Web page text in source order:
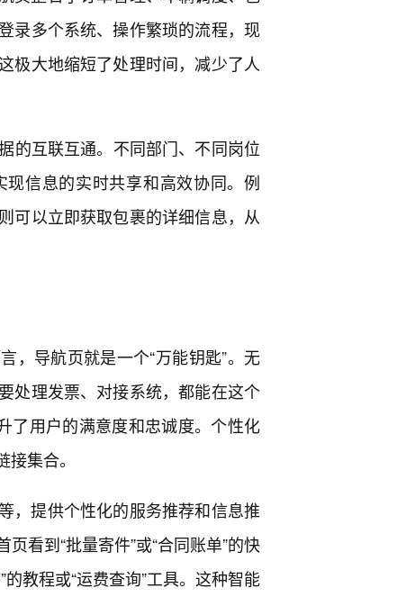
录多个系统、操作繁琐的流程，现
极大地缩短了处理时间，减少了人
的互联互通。不同部门、不同岗位
信息的实时共享和高效协同。例
可以立即获取包裹的详细信息，从
，导航页就是一个“万能钥匙”。无
处理发票、对接系统，都能在这个
了用户的满意度和忠诚度。个性化
集合。
，提供个性化的服务推荐和信息推
看到“批量寄件”或“合同账单”的快
教程或“运费查询”工具。这种智能